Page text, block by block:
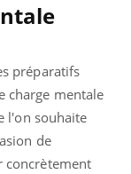
préparatifs
charge mentale
l'on souhaite
de
concrètement